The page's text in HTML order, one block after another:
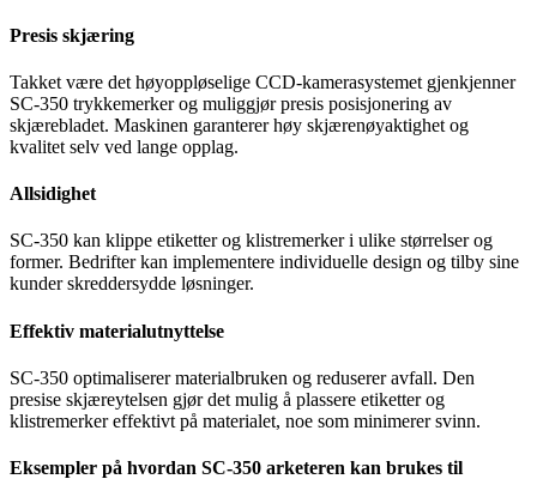
Presis skjæring
Takket være det høyoppløselige CCD-kamerasystemet gjenkjenner
SC-350 trykkemerker og muliggjør presis posisjonering av
skjærebladet. Maskinen garanterer høy skjærenøyaktighet og
kvalitet selv ved lange opplag.
Allsidighet
SC-350 kan klippe etiketter og klistremerker i ulike størrelser og
former. Bedrifter kan implementere individuelle design og tilby sine
kunder skreddersydde løsninger.
Effektiv materialutnyttelse
SC-350 optimaliserer materialbruken og reduserer avfall. Den
presise skjæreytelsen gjør det mulig å plassere etiketter og
klistremerker effektivt på materialet, noe som minimerer svinn.
Eksempler på hvordan SC-350 arketeren kan brukes til